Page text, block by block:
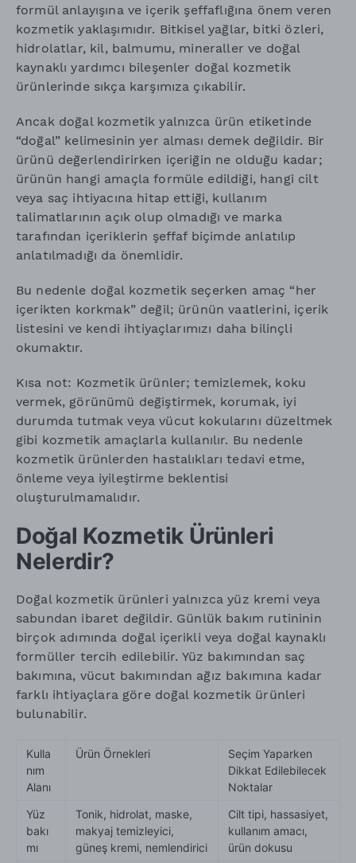
formül anlayışına ve içerik şeffaflığına önem veren
kozmetik yaklaşımıdır. Bitkisel yağlar, bitki özleri,
hidrolatlar, kil, balmumu, mineraller ve doğal
kaynaklı yardımcı bileşenler doğal kozmetik
ürünlerinde sıkça karşımıza çıkabilir.
Ancak doğal kozmetik yalnızca ürün etiketinde
“doğal” kelimesinin yer alması demek değildir. Bir
ürünü değerlendirirken içeriğin ne olduğu kadar;
ürünün hangi amaçla formüle edildiği, hangi cilt
veya saç ihtiyacına hitap ettiği, kullanım
talimatlarının açık olup olmadığı ve marka
tarafından içeriklerin şeffaf biçimde anlatılıp
anlatılmadığı da önemlidir.
Bu nedenle doğal kozmetik seçerken amaç “her
içerikten korkmak” değil; ürünün vaatlerini, içerik
listesini ve kendi ihtiyaçlarımızı daha bilinçli
okumaktır.
Kısa not: Kozmetik ürünler; temizlemek, koku
vermek, görünümü değiştirmek, korumak, iyi
durumda tutmak veya vücut kokularını düzeltmek
gibi kozmetik amaçlarla kullanılır. Bu nedenle
kozmetik ürünlerden hastalıkları tedavi etme,
önleme veya iyileştirme beklentisi
oluşturulmamalıdır.
Doğal Kozmetik Ürünleri
Nelerdir?
Doğal kozmetik ürünleri yalnızca yüz kremi veya
sabundan ibaret değildir. Günlük bakım rutininin
birçok adımında doğal içerikli veya doğal kaynaklı
formüller tercih edilebilir. Yüz bakımından saç
bakımına, vücut bakımından ağız bakımına kadar
farklı ihtiyaçlara göre doğal kozmetik ürünleri
bulunabilir.
Kulla
nım
Alanı
Ürün Örnekleri
Seçim Yaparken
Dikkat Edilebilecek
Noktalar
Yüz
bakı
mı
Tonik, hidrolat, maske,
makyaj temizleyici,
güneş kremi, nemlendirici
Cilt tipi, hassasiyet,
kullanım amacı,
ürün dokusu